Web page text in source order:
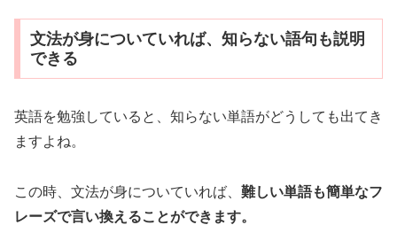
文法が身についていれば、知らない語句も説明
できる
英語を勉強していると、知らない単語がどうしても出てき
ますよね。
この時、文法が身についていれば、 難しい単語も簡単なフ
レーズで言い換えることができます。